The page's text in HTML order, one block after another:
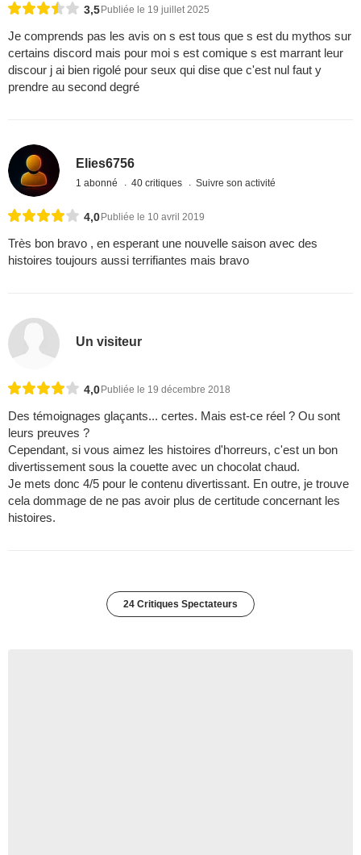
3,5 Publiée le 19 juillet 2025
Je comprends pas les avis on s est tous que s est du mythos sur
certains discord mais pour moi s est comique s est marrant leur
discour j ai bien rigolé pour seux qui dise que c'est nul faut y
prendre au second degré
Elies6756
1 abonné 40 critiques Suivre son activité
4,0Publiée le 10 avril 2019
Très bon bravo , en esperant une nouvelle saison avec des
histoires toujours aussi terrifiantes mais bravo
Un visiteur
4,0 Publiée le 19 décembre 2018
Des témoignages glaçants... certes. Mais est-ce réel ? Ou sont
leurs preuves ?
Cependant, si vous aimez les histoires d'horreurs, c'est un bon
divertissement sous la couette avec un chocolat chaud.
Je mets donc 4/5 pour le contenu divertissant. En outre, je trouve
cela dommage de ne pas avoir plus de certitude concernant les
histoires.
24 Critiques Spectateurs